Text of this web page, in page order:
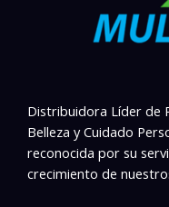
Distribuidora Líder de
Belleza y Cuidado
reconocida por su
crecimiento de